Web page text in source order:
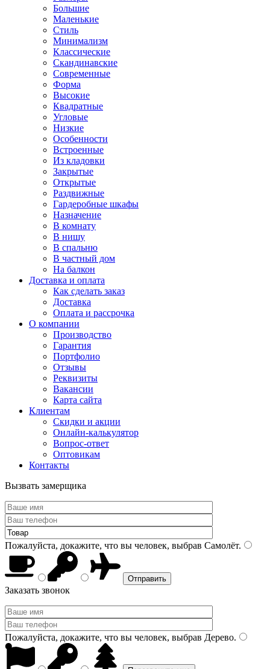
Большие
Маленькие
Стиль
Минимализм
Классические
Скандинавские
Современные
Форма
Высокие
Квадратные
Угловые
Низкие
Особенности
Встроенные
Из кладовки
Закрытые
Открытые
Раздвижные
Гардеробные шкафы
Назначение
В комнату
В нишу
В спальню
В частный дом
На балкон
Доставка и оплата
Как сделать заказ
Доставка
Оплата и рассрочка
О компании
Производство
Гарантия
Портфолио
Отзывы
Реквизиты
Вакансии
Карта сайта
Клиентам
Скидки и акции
Онлайн-калькулятор
Вопрос-ответ
Оптовикам
Контакты
Вызвать замерщика
Пожалуйста, докажите, что вы человек, выбрав Самолёт.
Заказать звонок
Пожалуйста, докажите, что вы человек, выбрав Дерево.